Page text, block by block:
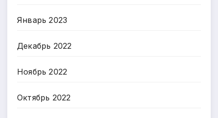
Январь 2023
Декабрь 2022
Ноябрь 2022
Октябрь 2022